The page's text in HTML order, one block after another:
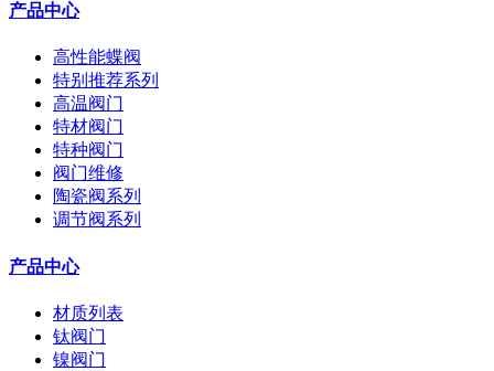
产品中心
高性能蝶阀
特别推荐系列
高温阀门
特材阀门
特种阀门
阀门维修
陶瓷阀系列
调节阀系列
产品中心
材质列表
钛阀门
镍阀门